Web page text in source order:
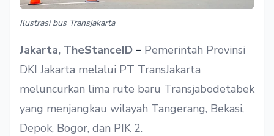
Ilustrasi bus Transjakarta
Jakarta, TheStanceID – Pemerintah Provinsi
DKI Jakarta melalui PT TransJakarta
meluncurkan lima rute baru Transjabodetabek
yang menjangkau wilayah Tangerang, Bekasi,
Depok, Bogor, dan PIK 2.